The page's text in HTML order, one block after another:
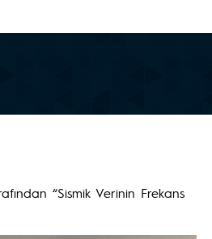
“Sismik Verinin Frekans